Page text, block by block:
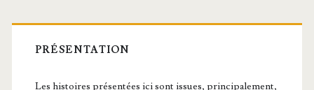
Barre
latérale
PRÉSENTATION
Les histoires présentées ici sont issues, principalement,